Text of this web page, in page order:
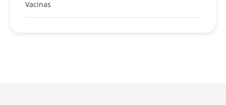
Vacinas